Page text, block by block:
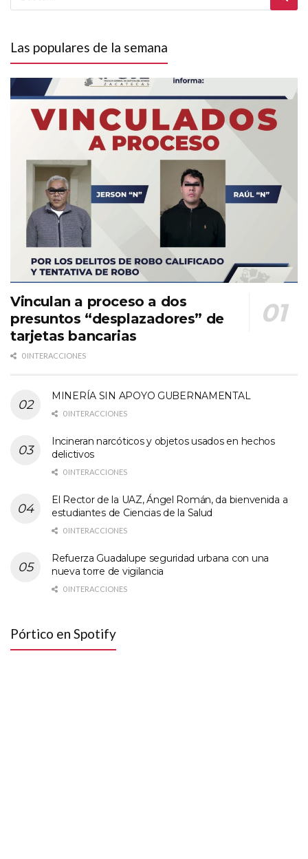
Las populares de la semana
Vinculan a proceso a dos
presuntos “desplazadores” de
tarjetas bancarias
0 INTERACCIONES
MINERÍA SIN APOYO GUBERNAMENTAL
0 INTERACCIONES
Incineran narcóticos y objetos usados en hechos
delictivos
0 INTERACCIONES
El Rector de la UAZ, Ángel Román, da bienvenida a
estudiantes de Ciencias de la Salud
0 INTERACCIONES
Refuerza Guadalupe seguridad urbana con una
nueva torre de vigilancia
0 INTERACCIONES
Pórtico en Spotify